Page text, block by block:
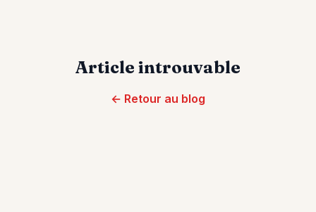
Article introuvable
← Retour au blog